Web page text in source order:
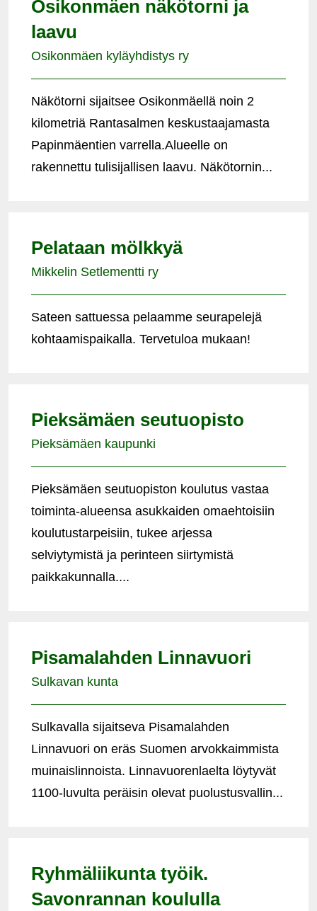
Osikonmäen näkötorni ja
laavu
Osikonmäen kyläyhdistys ry
Näkötorni sijaitsee Osikonmäellä noin 2
kilometriä Rantasalmen keskustaajamasta
Papinmäentien varrella.Alueelle on
rakennettu tulisijallisen laavu. Näkötornin...
Pelataan mölkkyä
Mikkelin Setlementti ry
Sateen sattuessa pelaamme seurapelejä
kohtaamispaikalla. Tervetuloa mukaan!
Pieksämäen seutuopisto
Pieksämäen kaupunki
Pieksämäen seutuopiston koulutus vastaa
toiminta-alueensa asukkaiden omaehtoisiin
koulutustarpeisiin, tukee arjessa
selviytymistä ja perinteen siirtymistä
paikkakunnalla....
Pisamalahden Linnavuori
Sulkavan kunta
Sulkavalla sijaitseva Pisamalahden
Linnavuori on eräs Suomen arvokkaimmista
muinaislinnoista. Linnavuorenlaelta löytyvät
1100-luvulta peräisin olevat puolustusvallin...
Ryhmäliikunta työik.
Savonrannan koululla